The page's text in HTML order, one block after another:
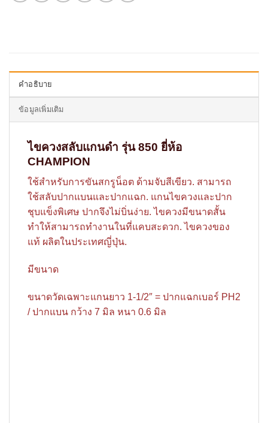
คำอธิบาย
ข้อมูลเพิ่มเติม
ไขควงสลับแกนดำ รุ่น 850 ยี่ห้อ
CHAMPION
ใช้สำหรับการขันสกรูน็อต ด้ามจับสีเขียว. สามารถ
ใช้สลับปากแบนและปากแฉก. แกนไขควงและปาก
ชุบแข็งพิเศษ ปากจึงไม่บิ่นง่าย. ไขควงมีขนาดสั้น
ทำให้สามารถทำงานในที่แคบสะดวก. ไขควงของ
แท้ ผลิตในประเทศญี่ปุ่น.
มีขนาด
ขนาดวัดเฉพาะแกนยาว 1-1/2″ = ปากแฉกเบอร์ PH2
/ ปากแบน กว้าง 7 มิล หนา 0.6 มิล